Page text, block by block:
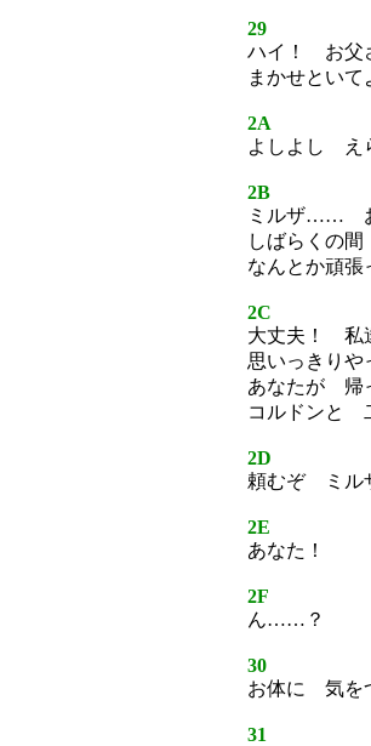
29
ハイ！ お父
まかせといて
2A
よしよし え
2B
ミルザ……
しばらくの
なんとか頑張
2C
大丈夫！ 私
思いっきりや
あなたが 帰
コルドンと
2D
頼むぞ ミ
2E
あなた！
2F
ん……？
30
お体に 気
31